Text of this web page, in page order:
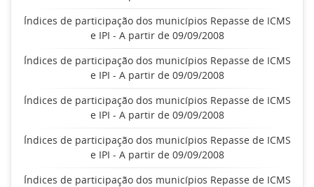
Índices de participação dos municípios Repasse de ICMS
e IPI - A partir de 09/09/2008
Índices de participação dos municípios Repasse de ICMS
e IPI - A partir de 09/09/2008
Índices de participação dos municípios Repasse de ICMS
e IPI - A partir de 09/09/2008
Índices de participação dos municípios Repasse de ICMS
e IPI - A partir de 09/09/2008
Índices de participação dos municípios Repasse de ICMS